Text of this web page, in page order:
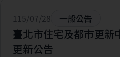
115/07/28 一般公告
臺北市住宅及都市更新
更新公告